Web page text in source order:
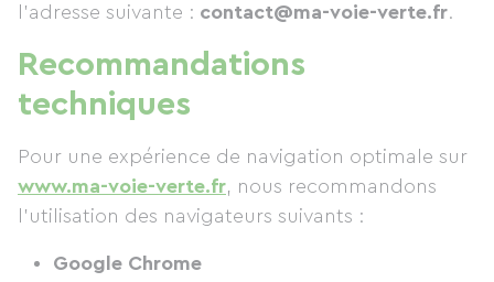
l’adresse suivante : contact@ma-voie-verte.fr.
Recommandations
techniques
Pour une expérience de navigation optimale sur
www.ma-voie-verte.fr, nous recommandons
l’utilisation des navigateurs suivants :
Google Chrome